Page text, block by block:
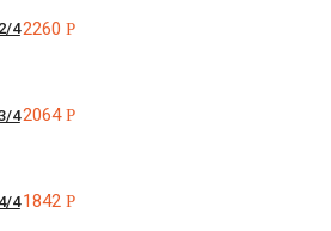
42260Р
42064Р
4 1842Р